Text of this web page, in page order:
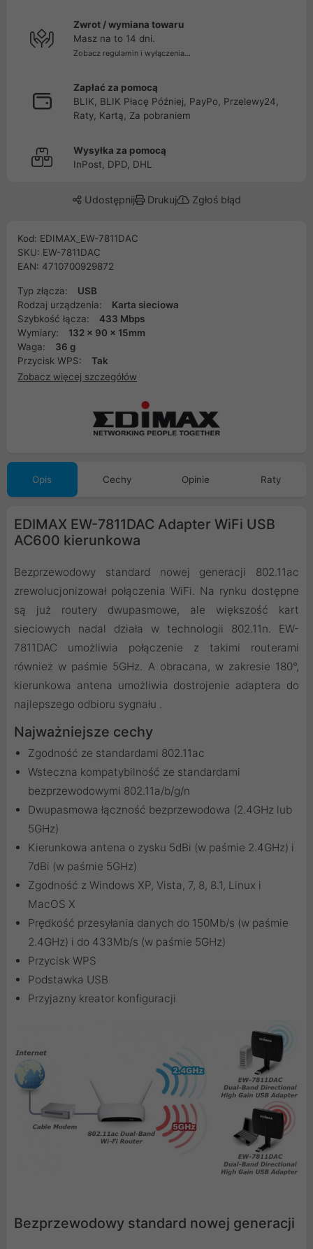
Zwrot / wymiana towaru
Masz na to 14 dni.
Zobacz regulamin i wyłączenia...
Zapłać za pomocą
BLIK, BLIK Płacę Później, PayPo, Przelewy24,
Raty, Kartą, Za pobraniem
Wysyłka za pomocą
InPost, DPD, DHL
Udostępnij Drukuj Zgłoś błąd
Kod: EDIMAX_EW-7811DAC
SKU: EW-7811DAC
EAN: 4710700929872
Typ złącza:
USB
Rodzaj urządzenia:
Karta sieciowa
Szybkość łącza:
433 Mbps
Wymiary:
132 x 90 x 15mm
Waga:
36 g
Przycisk WPS:
Tak
Zobacz więcej szczegółów
Opis Cechy Opinie Raty
EDIMAX EW-7811DAC Adapter WiFi USB
AC600 kierunkowa
Bezprzewodowy standard nowej generacji 802.11ac
zrewolucjonizował połączenia WiFi. Na rynku dostępne
są już routery dwupasmowe, ale większość kart
sieciowych nadal działa w technologii 802.11n. EW-
7811DAC umożliwia połączenie z takimi routerami
również w paśmie 5GHz. A obracana, w zakresie 180°,
kierunkowa antena umożliwia dostrojenie adaptera do
najlepszego odbioru sygnału .
Najważniejsze cechy
Zgodność ze standardami 802.11ac
Wsteczna kompatybilność ze standardami
bezprzewodowymi 802.11a/b/g/n
Dwupasmowa łączność bezprzewodowa (2.4GHz lub
5GHz)
Kierunkowa antena o zysku 5dBi (w paśmie 2.4GHz) i
7dBi (w paśmie 5GHz)
Zgodność z Windows XP, Vista, 7, 8, 8.1, Linux i
MacOS X
Prędkość przesyłania danych do 150Mb/s (w paśmie
2.4GHz) i do 433Mb/s (w paśmie 5GHz)
Przycisk WPS
Podstawka USB
Przyjazny kreator konfiguracji
Bezprzewodowy standard nowej generacji